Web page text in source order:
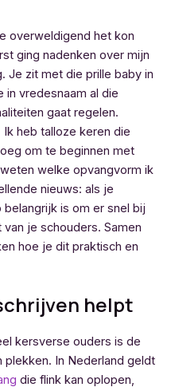
overweldigend het kon
ging nadenken over mijn
Je zit met die prille baby in
in vredesnaam al die
gaat regelen.
heb talloze keren die
om te beginnen met
welke opvangvorm ik
nieuws: als je
is om er snel bij
je schouders. Samen
hoe je dit praktisch en
helpt
kersverse ouders is de
In Nederland geldt
die flink kan oplopen,